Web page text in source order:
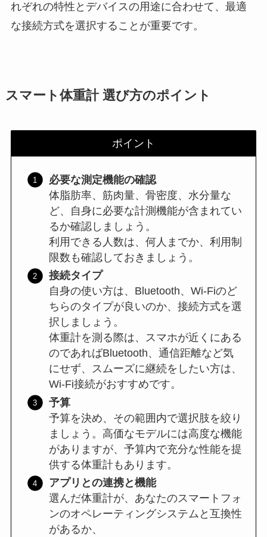
れぞれの特性とデバイスの用途に合わせて、最適
な接続方式を選択することが重要です。
スマート体重計 選び方のポイント
ポイント
必要な測定機能の確認
体脂肪率、筋肉量、骨密度、水分量な
ど、自身に必要な計測機能が含まれてい
るか確認しましょう。
利用できる人数は、何人までか、利用制
限数も確認しておきましょう。
接続タイプ
自身の使い方は、Bluetooth、Wi-Fiのど
ちらのタイプが良いのか、接続方式を選
択しましょう。
体重計を測る際は、スマホが近くにある
のであればBluetooth、通信距離など気
にせず、スムーズに継続をしたい方は、
Wi-Fi接続がおすすめです。
予算
予算を決め、その範囲内で選択肢を絞り
ましょう。高価なモデルには高度な機能
がありますが、予算内で充分な性能を提
供する体重計もあります。
アプリとの連携と機能
選んだ体重計が、あなたのスマートフォ
ンのオペレーティングシステムと互換性
があるか、